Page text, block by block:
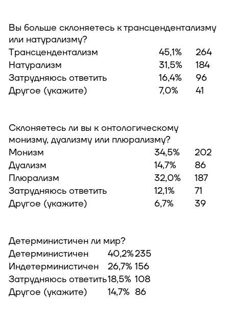
Вы больше склоняетесь к трансцендентализму
или натурализму?
Трансцендентализм
45,1%
264
Натурализм
31,5%
184
Затрудняюсь ответить
16,4%
96
Другое (укажите)
7,0% 41
Склоняетесь ли вы к онтологическому
монизму, дуализму или плюрализму?
Монизм
34,5%
202
Дуализм
14,7%
86
Плюрализм
32,0%
187
Затрудняюсь ответить
12,1%
71
Другое (укажите)
6,7% 39
Детерминистичен ли мир?
Детерминистичен
40,2%235
Индетерминистичен
26,7% 156
Затрудняюсь ответить18,5% 108
Другое (укажите)
14,7% 86